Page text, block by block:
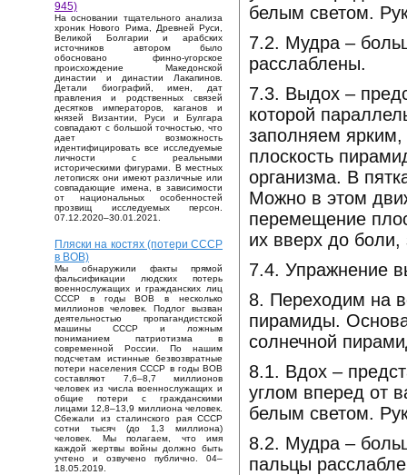
945)
На основании тщательного анализа
хроник Нового Рима, Древней Руси,
Великой Болгарии и арабских
источников автором было
обосновано финно-угорское
происхождение Македонской
династии и династии Лакапинов.
Детали биографий, имен, дат
правления и родственных связей
десятков императоров, каганов и
князей Византии, Руси и Булгара
совпадают с большой точностью, что
дает возможность
идентифицировать все исследуемые
личности с реальными
историческими фигурами. В местных
летописях они имеют различные или
совпадающие имена, в зависимости
от национальных особенностей
прозвищ исследуемых персон.
07.12.2020–30.01.2021.
Пляски на костях (потери СССР
в ВОВ)
Мы обнаружили факты прямой
фальсификации людских потерь
военнослужащих и гражданских лиц
СССР в годы ВОВ в несколько
миллионов человек. Подлог вызван
деятельностью пропагандистской
машины СССР и ложным
пониманием патриотизма в
современной России. По нашим
подсчетам истинные безвозвратные
потери населения СССР в годы ВОВ
составляют 7,6–8,7 миллионов
человек из числа военнослужащих и
общие потери с гражданскими
лицами 12,8–13,9 миллиона человек.
Сбежали из сталинского рая СССР
сотни тысяч (до 1,3 миллиона)
человек. Мы полагаем, что имя
каждой жертвы войны должно быть
учтено и озвучено публично. 04–
18.05.2019.
белым светом.
7.2. Мудра –
расслаблены.
7.3. Выдох –
которой
заполняем
плоскость
организма. В
Можно в этом
перемещение
их вверх до боли,
7.4. Упражнение
8. Переходим на
пирамиды.
солнечной
8.1. Вдох –
углом вперед от
белым светом.
8.2. Мудра –
пальцы